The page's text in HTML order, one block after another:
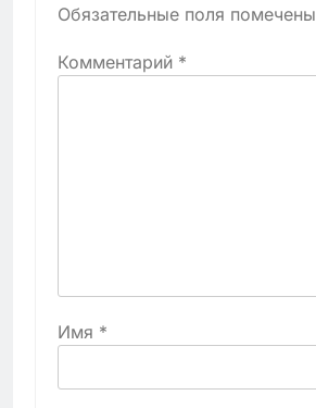
Обязательные поля помечены
Комментарий *
Имя *